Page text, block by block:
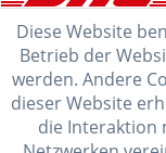
Diese Website
Betrieb der
werden. Andere
dieser Website
die Interaktion